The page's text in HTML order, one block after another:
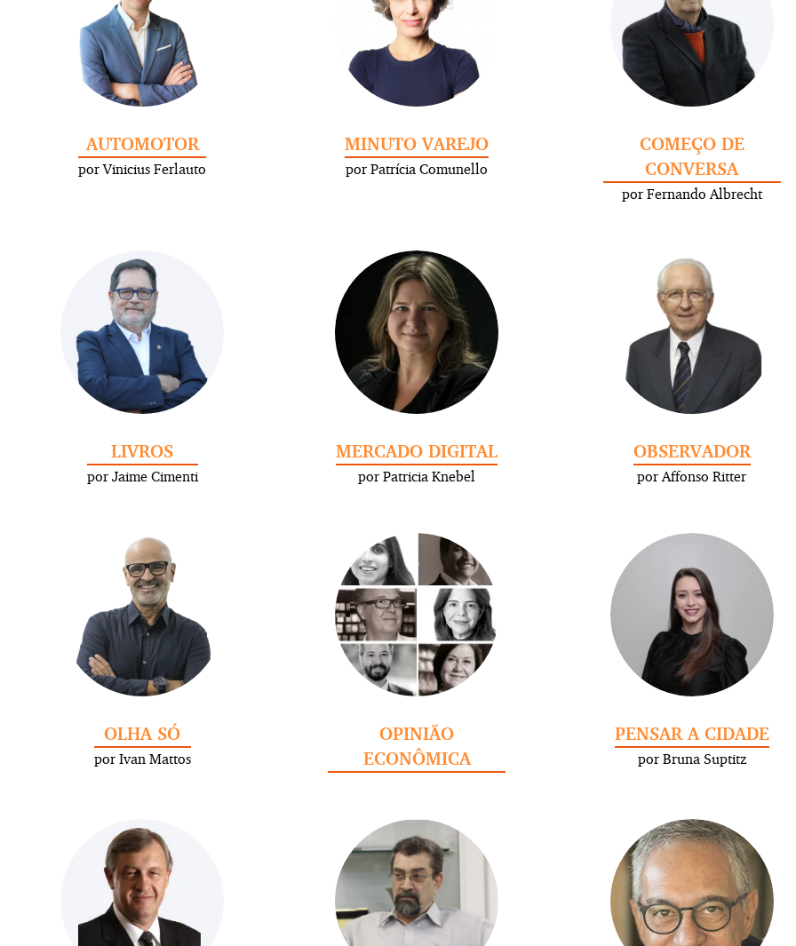
AUTOMOTOR
por Vinicius Ferlauto
MINUTO VAREJO
por Patrícia Comunello
COMEÇO DE
CONVERSA
por Fernando Albrecht
LIVROS
por Jaime Cimenti
MERCADO DIGITAL
por Patricia Knebel
OBSERVADOR
por Affonso Ritter
OLHA SÓ
por Ivan Mattos
OPINIÃO
ECONÔMICA
PENSAR A CIDADE
por Bruna Suptitz